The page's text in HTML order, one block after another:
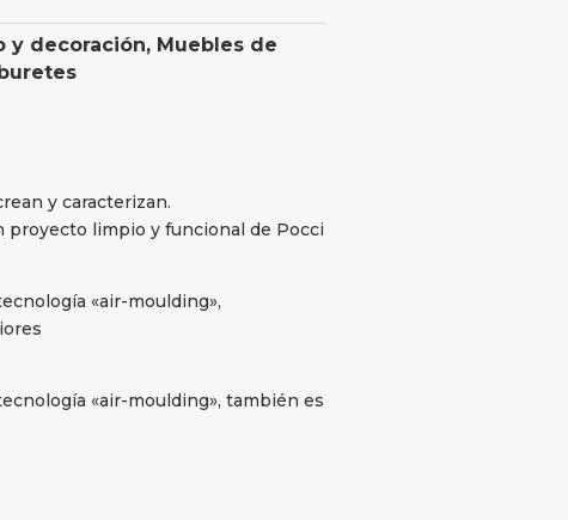
y decoración, Muebles de
y caracterizan.
proyecto limpio y funcional de Pocci
«air-moulding»,
«air-moulding», también es